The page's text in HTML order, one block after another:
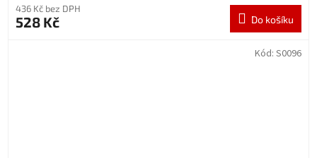
436 Kč bez DPH
528 Kč Do košíku
Kód: S0096